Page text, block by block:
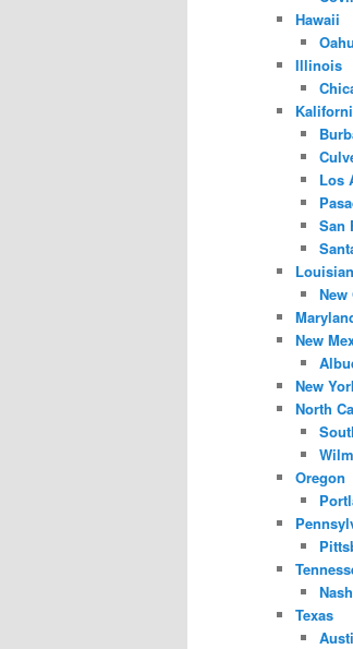
Hawaii
Oahu
Illinois
Los
San
New
New
New
North
Oregon
Texas